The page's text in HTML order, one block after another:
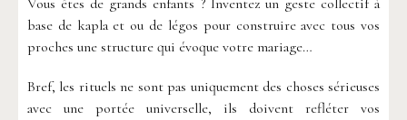
Vous êtes de grands enfants ? Inventez un geste collectif à
base de kapla et ou de légos pour construire avec tous vos
proches une structure qui évoque votre mariage…
Bref, les rituels ne sont pas uniquement des choses sérieuses
avec une portée universelle, ils doivent refléter vos